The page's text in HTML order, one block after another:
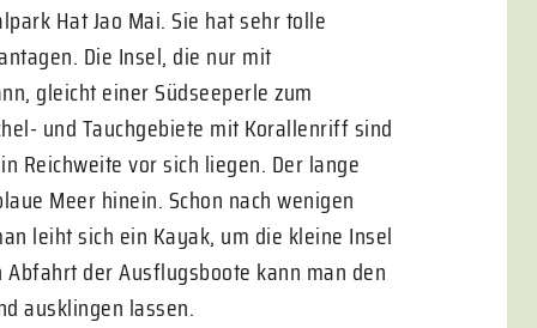
Hat Jao Mai. Sie hat sehr tolle
Die Insel, die nur mit
gleicht einer Südseeperle zum
und Tauchgebiete mit Korallenriff sind
Reichweite vor sich liegen. Der lange
Meer hinein. Schon nach wenigen
leiht sich ein Kayak, um die kleine Insel
der Ausflugsboote kann man den
ausklingen lassen.